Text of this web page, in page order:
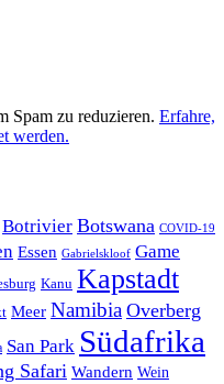
Spam zu reduzieren. Erfahre,
werden.
Botrivier Botswana COVID-19
Essen Gabrielskloof Game
Kanu Kapstadt
Meer Namibia Overberg
San Park Südafrika
Safari Wandern Wein